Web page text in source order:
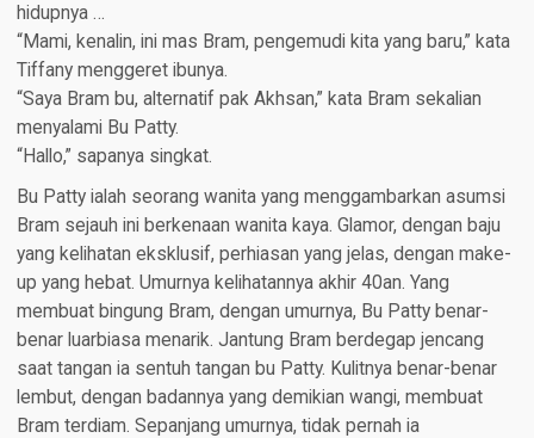
hidupnya …
“Mami, kenalin, ini mas Bram, pengemudi kita yang baru,” kata
Tiffany menggeret ibunya.
“Saya Bram bu, alternatif pak Akhsan,” kata Bram sekalian
menyalami Bu Patty.
“Hallo,” sapanya singkat.
Bu Patty ialah seorang wanita yang menggambarkan asumsi
Bram sejauh ini berkenaan wanita kaya. Glamor, dengan baju
yang kelihatan eksklusif, perhiasan yang jelas, dengan make-
up yang hebat. Umurnya kelihatannya akhir 40an. Yang
membuat bingung Bram, dengan umurnya, Bu Patty benar-
benar luarbiasa menarik. Jantung Bram berdegap jencang
saat tangan ia sentuh tangan bu Patty. Kulitnya benar-benar
lembut, dengan badannya yang demikian wangi, membuat
Bram terdiam. Sepanjang umurnya, tidak pernah ia